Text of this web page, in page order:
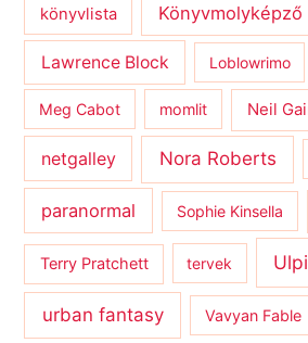
könyvlista Könyvmolyképző
Lawrence Block Loblowrimo
Meg Cabot momlit Neil
netgalley Nora Roberts
paranormal Sophie Kinsella
Terry Pratchett tervek
urban fantasy Vavyan Fable